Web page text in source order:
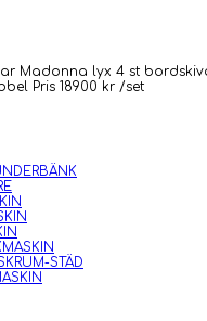
Madonna lyx 4 st
Pris 18900 kr /set
STÄD